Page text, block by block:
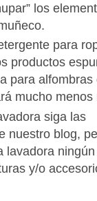
los
para
productos
para alfombras
mucho menos
siga las
nuestro blog,
lavadora
y/o